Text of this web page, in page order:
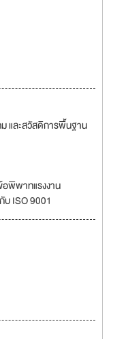
และสวัสดิการพื้นฐาน
อพิพาทแรงงาน
บ ISO 9001